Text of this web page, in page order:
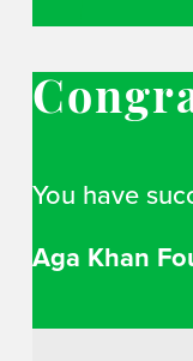
You have
Aga Khan